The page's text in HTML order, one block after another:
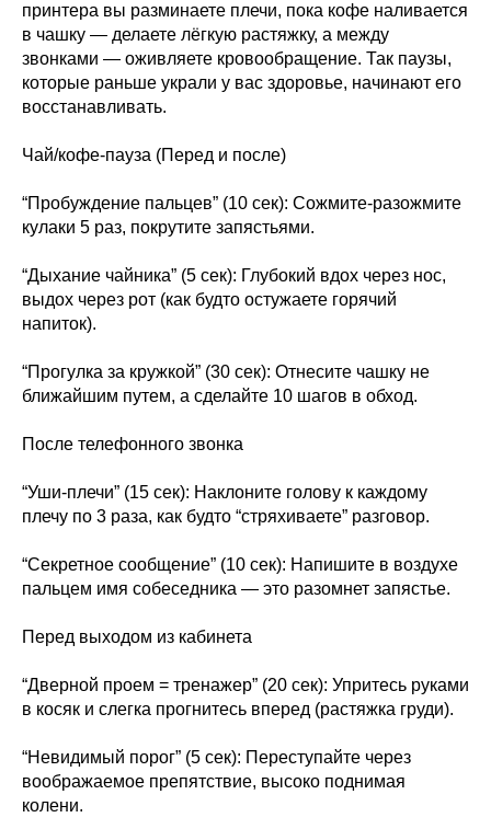
принтера вы разминаете плечи, пока кофе наливается
в чашку — делаете лёгкую растяжку, а между
звонками — оживляете кровообращение. Так паузы,
которые раньше украли у вас здоровье, начинают его
восстанавливать.
Чай/кофе-пауза (Перед и после)
“Пробуждение пальцев” (10 сек): Сожмите-разожмите
кулаки 5 раз, покрутите запястьями.
“Дыхание чайника” (5 сек): Глубокий вдох через нос,
выдох через рот (как будто остужаете горячий
напиток).
“Прогулка за кружкой” (30 сек): Отнесите чашку не
ближайшим путем, а сделайте 10 шагов в обход.
После телефонного звонка
“Уши-плечи” (15 сек): Наклоните голову к каждому
плечу по 3 раза, как будто “стряхиваете” разговор.
“Секретное сообщение” (10 сек): Напишите в воздухе
пальцем имя собеседника — это разомнет запястье.
Перед выходом из кабинета
“Дверной проем = тренажер” (20 сек): Упритесь руками
в косяк и слегка прогнитесь вперед (растяжка груди).
“Невидимый порог” (5 сек): Переступайте через
воображаемое препятствие, высоко поднимая
колени.
Контакты
Адрес
Brīvības gatve 214B,
Телефон
Эл. адрес
Как добраться
Пн–Пт : 8.00–22.00
Сб : 9.00–18.00
ОТПРАВИТЬ
Условия оказания услуг